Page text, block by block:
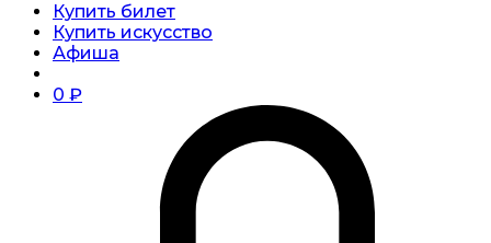
Купить билет
Купить искусство
Афиша
0 ₽